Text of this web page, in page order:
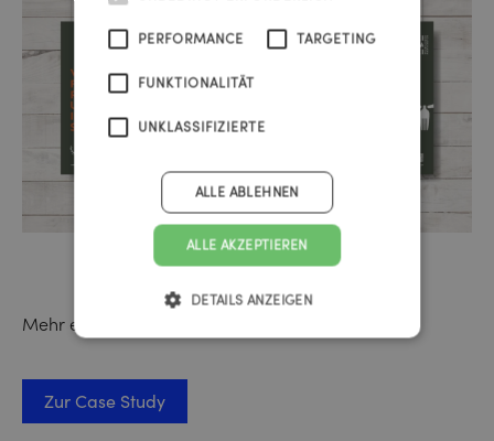
Mehr erfahren Sie hier:
Zur Case Study
PERFORMANCE TARGETING
FUNKTIONALITÄT
UNKLASSIFIZIERTE
ALLE AKZEPTIEREN
ALLE ABLEHNEN
DETAILS ANZEIGEN